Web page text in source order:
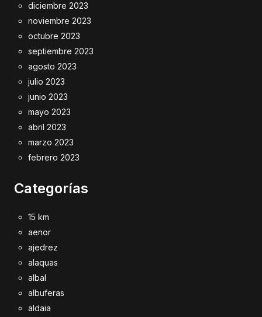
diciembre 2023
noviembre 2023
octubre 2023
septiembre 2023
agosto 2023
julio 2023
junio 2023
mayo 2023
abril 2023
marzo 2023
febrero 2023
Categorías
15 km
aenor
ajedrez
alaquas
albal
albuferas
aldaia